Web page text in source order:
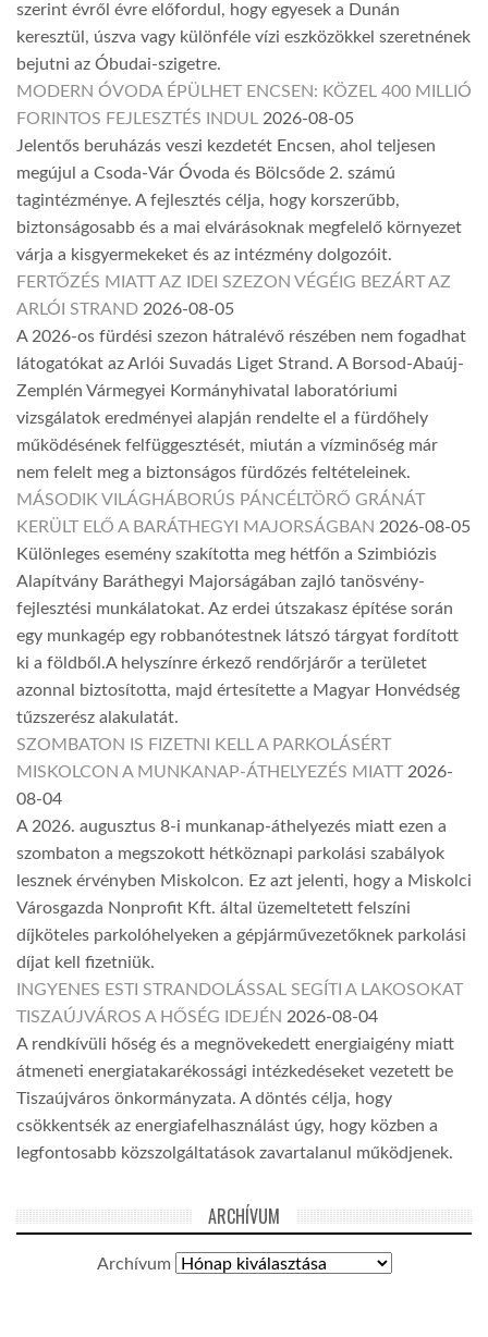
szerint évről évre előfordul, hogy egyesek a Dunán
keresztül, úszva vagy különféle vízi eszközökkel szeretnének
bejutni az Óbudai-szigetre.
MODERN ÓVODA ÉPÜLHET ENCSEN: KÖZEL 400 MILLIÓ
FORINTOS FEJLESZTÉS INDUL 2026-08-05
Jelentős beruházás veszi kezdetét Encsen, ahol teljesen
megújul a Csoda-Vár Óvoda és Bölcsőde 2. számú
tagintézménye. A fejlesztés célja, hogy korszerűbb,
biztonságosabb és a mai elvárásoknak megfelelő környezet
várja a kisgyermekeket és az intézmény dolgozóit.
FERTŐZÉS MIATT AZ IDEI SZEZON VÉGÉIG BEZÁRT AZ
ARLÓI STRAND 2026-08-05
A 2026-os fürdési szezon hátralévő részében nem fogadhat
látogatókat az Arlói Suvadás Liget Strand. A Borsod-Abaúj-
Zemplén Vármegyei Kormányhivatal laboratóriumi
vizsgálatok eredményei alapján rendelte el a fürdőhely
működésének felfüggesztését, miután a vízminőség már
nem felelt meg a biztonságos fürdőzés feltételeinek.
MÁSODIK VILÁGHÁBORÚS PÁNCÉLTÖRŐ GRÁNÁT
KERÜLT ELŐ A BARÁTHEGYI MAJORSÁGBAN 2026-08-05
Különleges esemény szakította meg hétfőn a Szimbiózis
Alapítvány Baráthegyi Majorságában zajló tanösvény-
fejlesztési munkálatokat. Az erdei útszakasz építése során
egy munkagép egy robbanótestnek látszó tárgyat fordított
ki a földből.A helyszínre érkező rendőrjárőr a területet
azonnal biztosította, majd értesítette a Magyar Honvédség
tűzszerész alakulatát.
SZOMBATON IS FIZETNI KELL A PARKOLÁSÉRT
MISKOLCON A MUNKANAP-ÁTHELYEZÉS MIATT 2026-
08-04
A 2026. augusztus 8-i munkanap-áthelyezés miatt ezen a
szombaton a megszokott hétköznapi parkolási szabályok
lesznek érvényben Miskolcon. Ez azt jelenti, hogy a Miskolci
Városgazda Nonprofit Kft. által üzemeltetett felszíni
díjköteles parkolóhelyeken a gépjárművezetőknek parkolási
díjat kell fizetniük.
INGYENES ESTI STRANDOLÁSSAL SEGÍTI A LAKOSOKAT
TISZAÚJVÁROS A HŐSÉG IDEJÉN 2026-08-04
A rendkívüli hőség és a megnövekedett energiaigény miatt
átmeneti energiatakarékossági intézkedéseket vezetett be
Tiszaújváros önkormányzata. A döntés célja, hogy
csökkentsék az energiafelhasználást úgy, hogy közben a
legfontosabb közszolgáltatások zavartalanul működjenek.
ARCHÍVUM
Archívum